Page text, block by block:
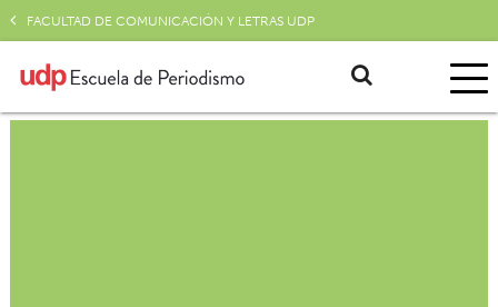
FACULTAD DE COMUNICACIÓN Y LETRAS UDP